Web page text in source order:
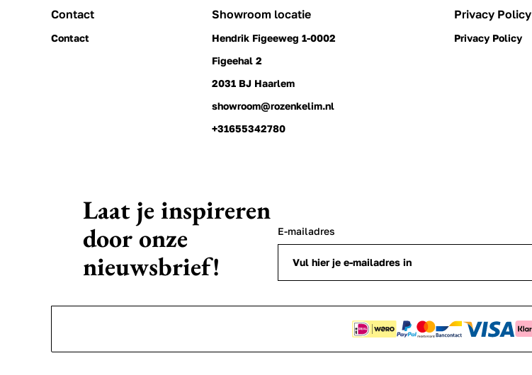
Contact
Contact
Showroom locatie
Hendrik Figeeweg 1-0002
Figeehal 2
2031 BJ Haarlem
showroom@rozenkelim.nl
+31655342780
Privacy Policy
Privacy Policy
Laat je inspireren
door onze
nieuwsbrief!
E-mailadres